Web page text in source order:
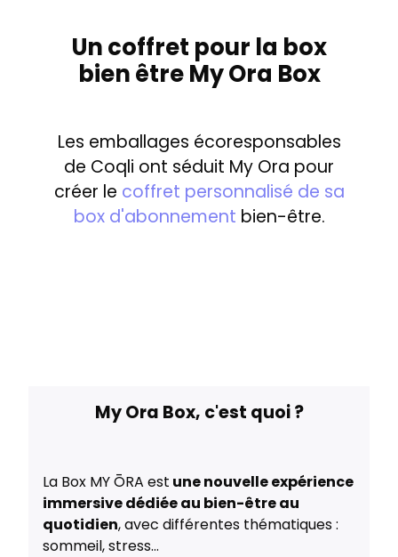
Un coffret pour la box
bien être My Ora Box
Les emballages écoresponsables
de Coqli ont séduit My Ora pour
créer le coffret personnalisé de sa
box d'abonnement bien-être.
My Ora Box, c'est quoi ?
La Box MY ŌRA est une nouvelle expérience
immersive dédiée au bien-être au
quotidien,avec différentes thématiques :
sommeil, stress...